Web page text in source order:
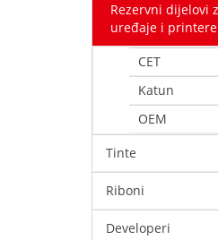
Rezervni dijelovi
uređaje i printere
CET
Katun
OEM
Tinte
Riboni
Developeri